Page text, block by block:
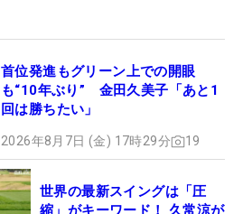
首位発進もグリーン上での開眼
も“10年ぶり” 金田久美子「あと1
回は勝ちたい」
2026年8月7日 (金) 17時29分 19
世界の最新スイングは「圧
縮」がキーワード！ 久常涼が